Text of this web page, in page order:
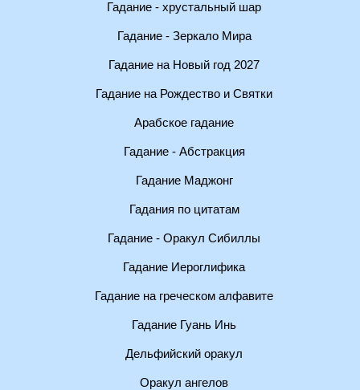
Гадание - хрустальный шар
Гадание - Зеркало Мира
Гадание на Новый год 2027
Гадание на Рождество и Святки
Арабское гадание
Гадание - Абстракция
Гадание Маджонг
Гадания по цитатам
Гадание - Оракул Сибиллы
Гадание Иероглифика
Гадание на греческом алфавите
Гадание Гуань Инь
Дельфийский оракул
Оракул ангелов